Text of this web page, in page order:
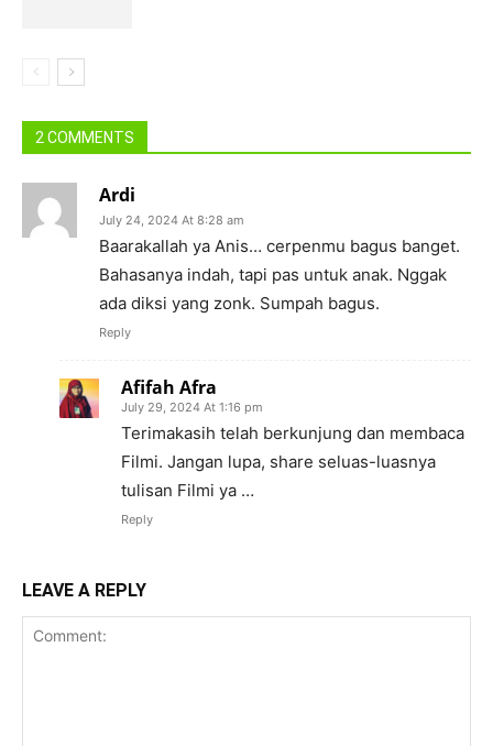
2 COMMENTS
Ardi
July 24, 2024 At 8:28 am
Baarakallah ya Anis… cerpenmu bagus banget.
Bahasanya indah, tapi pas untuk anak. Nggak
ada diksi yang zonk. Sumpah bagus.
Reply
Afifah Afra
July 29, 2024 At 1:16 pm
Terimakasih telah berkunjung dan membaca
Filmi. Jangan lupa, share seluas-luasnya
tulisan Filmi ya …
Reply
LEAVE A REPLY